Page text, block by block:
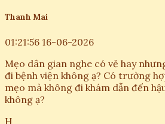
Thanh Mai
01:21:56 16-06-2026
Mẹo dân gian nghe có vẻ hay
đi bệnh viện không ạ? Có trường
mẹo mà không đi khám dẫn đến
không ạ?
H